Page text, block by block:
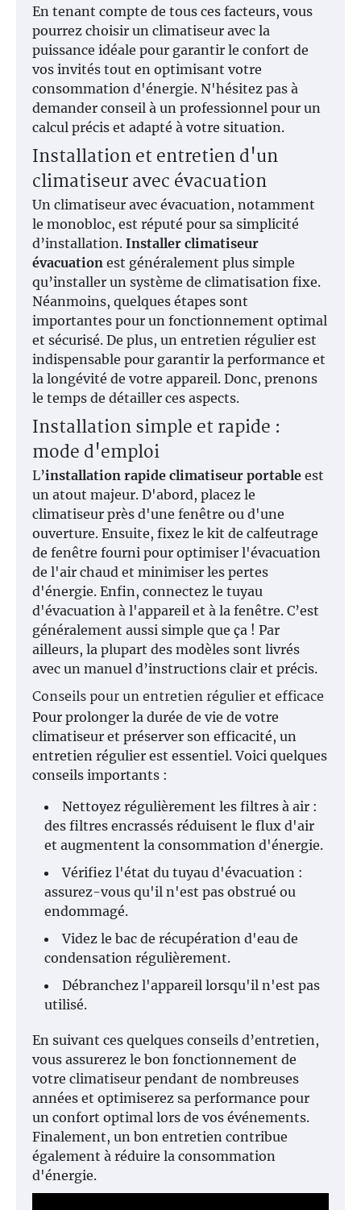
En tenant compte de tous ces facteurs, vous
pourrez choisir un climatiseur avec la
puissance idéale pour garantir le confort de
vos invités tout en optimisant votre
consommation d'énergie. N'hésitez pas à
demander conseil à un professionnel pour un
calcul précis et adapté à votre situation.
Installation et entretien d'un
climatiseur avec évacuation
Un climatiseur avec évacuation, notamment
le monobloc, est réputé pour sa simplicité
d’installation. Installer climatiseur
évacuation est généralement plus simple
qu’installer un système de climatisation fixe.
Néanmoins, quelques étapes sont
importantes pour un fonctionnement optimal
et sécurisé. De plus, un entretien régulier est
indispensable pour garantir la performance et
la longévité de votre appareil. Donc, prenons
le temps de détailler ces aspects.
Installation simple et rapide :
mode d'emploi
L’installation rapide climatiseur portable est
un atout majeur. D'abord, placez le
climatiseur près d'une fenêtre ou d'une
ouverture. Ensuite, fixez le kit de calfeutrage
de fenêtre fourni pour optimiser l'évacuation
de l'air chaud et minimiser les pertes
d'énergie. Enfin, connectez le tuyau
d'évacuation à l'appareil et à la fenêtre. C’est
généralement aussi simple que ça ! Par
ailleurs, la plupart des modèles sont livrés
avec un manuel d’instructions clair et précis.
Conseils pour un entretien régulier et efficace
Pour prolonger la durée de vie de votre
climatiseur et préserver son efficacité, un
entretien régulier est essentiel. Voici quelques
conseils importants :
Nettoyez régulièrement les filtres à air :
des filtres encrassés réduisent le flux d'air
et augmentent la consommation d'énergie.
Vérifiez l'état du tuyau d'évacuation :
assurez-vous qu'il n'est pas obstrué ou
endommagé.
Videz le bac de récupération d'eau de
condensation régulièrement.
Débranchez l'appareil lorsqu'il n'est pas
utilisé.
En suivant ces quelques conseils d’entretien,
vous assurerez le bon fonctionnement de
votre climatiseur pendant de nombreuses
années et optimiserez sa performance pour
un confort optimal lors de vos événements.
Finalement, un bon entretien contribue
également à réduire la consommation
d'énergie.